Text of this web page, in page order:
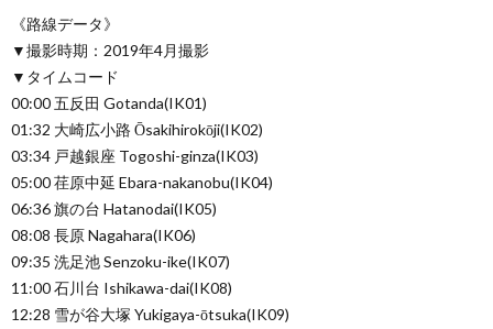
《路線データ》
▼撮影時期：2019年4月撮影
▼タイムコード
00:00 五反田 Gotanda(IK01)
01:32 大崎広小路 Ōsakihirokōji(IK02)
03:34 戸越銀座 Togoshi-ginza(IK03)
05:00 荏原中延 Ebara-nakanobu(IK04)
06:36 旗の台 Hatanodai(IK05)
08:08 長原 Nagahara(IK06)
09:35 洗足池 Senzoku-ike(IK07)
11:00 石川台 Ishikawa-dai(IK08)
12:28 雪が谷大塚 Yukigaya-ōtsuka(IK09)